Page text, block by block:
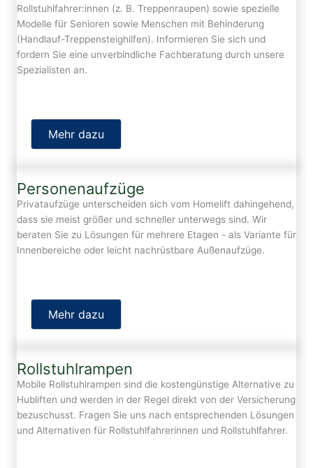
Rollstuhlfahrer:innen (z. B. Treppenraupen) sowie spezielle
Modelle für Senioren sowie Menschen mit Behinderung
(Handlauf-Treppensteighilfen). Informieren Sie sich und
fordern Sie eine unverbindliche Fachberatung durch unsere
Spezialisten an.
Mehr dazu
Personenaufzüge
Privataufzüge unterscheiden sich vom Homelift dahingehend,
dass sie meist größer und schneller unterwegs sind. Wir
beraten Sie zu Lösungen für mehrere Etagen - als Variante für
Innenbereiche oder leicht nachrüstbare Außenaufzüge.
Mehr dazu
Rollstuhlrampen
Mobile Rollstuhlrampen sind die kostengünstige Alternative zu
Hubliften und werden in der Regel direkt von der Versicherung
bezuschusst. Fragen Sie uns nach entsprechenden Lösungen
und Alternativen für Rollstuhlfahrerinnen und Rollstuhlfahrer.